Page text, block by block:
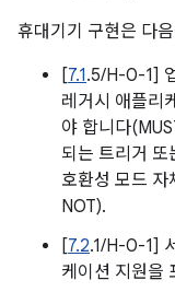
휴대기기 구현은 다
[7.1.5/H-0-1]
레거시 애플리
야 합니다
되는 트리거
호환성 모드
NOT).
[7.2.1/H-0-1]
케이션 지원을